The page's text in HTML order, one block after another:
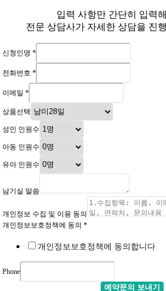
입력 사항만 간단히 입력
전문 상담사가 자세한 상담을 진
신청인명 *
전화번호 *
이메일 *
상품선택
성인 인원수
아동 인원수
유아 인원수
남기실 말씀
개인정보 수집 및 이용 동의
개인정보보호정책에 동의 *
개인정보보호정책에 동의합니다
Phone
예약문의 보내기